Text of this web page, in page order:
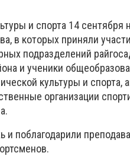
и спорта 14 сентября
в которых приняли
подразделений
и ученики
культуры и спорта,
организации
поблагодарили